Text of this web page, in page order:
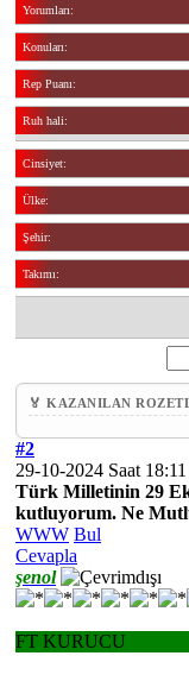
Yorumları:
Konuları:
Rep Puanı:
Ruh hali:
Cinsiyet:
Ülke:
Şehir:
Takımı:
🏅 KAZANILAN
#2
29-10-2024 Saat 18:11
Türk Milletinin 29
kutluyorum. Ne
WWW Bul
Cevapla
şenol
FT KURUCU